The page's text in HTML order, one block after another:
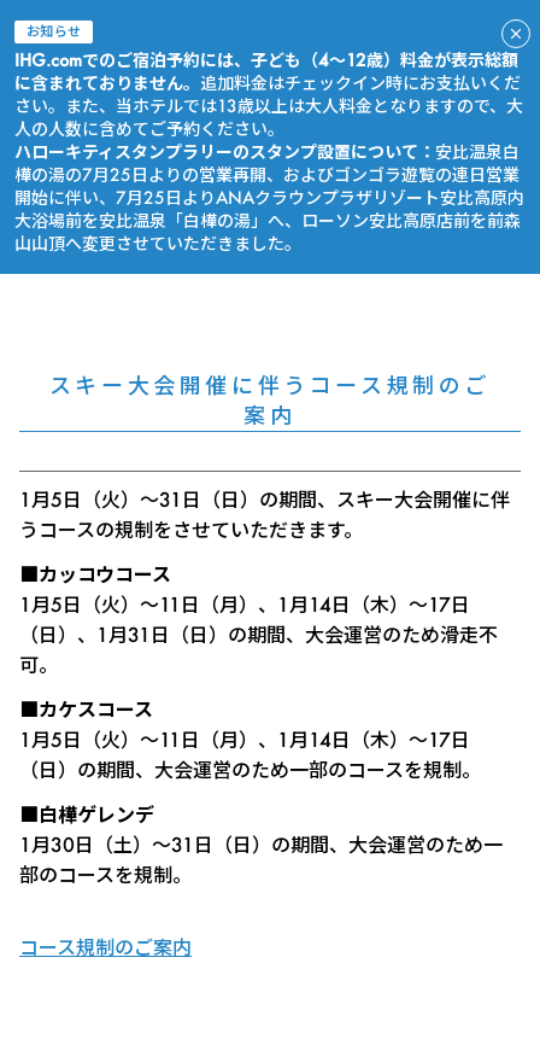
お知らせ
IHG.comでのご宿泊予約には、子ども（4～12歳）料金が表示総額
に含まれておりません。 追加料金はチェックイン時にお支払いくだ
さい。また、当ホテルでは13歳以上は大人料金となりますので、大
人の人数に含めてご予約ください。
ハローキティスタンプラリーのスタンプ設置について： 安比温泉白
樺の湯の7月25日よりの営業再開、およびゴンゴラ遊覧の連日営業
開始に伴い、7月25日よりANAクラウンプラザリゾート安比高原内
大浴場前を安比温泉「白樺の湯」へ、ローソン安比高原店前を前森
山山頂へ変更させていただきました。
スキー大会開催に伴うコース規制のご
案内
1月5日（火）～31日（日）の期間、スキー大会開催に伴
うコースの規制をさせていただきます。
■カッコウコース
1月5日（火）～11日（月）、1月14日（木）～17日
（日）、1月31日（日）の期間、大会運営のため滑走不
可。
■カケスコース
1月5日（火）～11日（月）、1月14日（木）～17日
（日）の期間、大会運営のため一部のコースを規制。
■白樺ゲレンデ
1月30日（土）～31日（日）の期間、大会運営のため一
部のコースを規制。
コース規制のご案内